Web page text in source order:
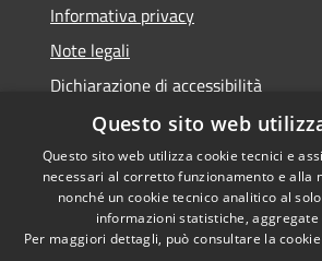
Informativa privacy
Note legali
Dichiarazione di accessibilità
Accessibilità
Privacy
Questo sito web
Questo sito web utilizza cookie tecnici e
necessari al corretto funzionamento e alla
nonché un cookie tecnico analitico al
informazioni statistiche, aggregate
Per maggiori dettagli, può consultare la